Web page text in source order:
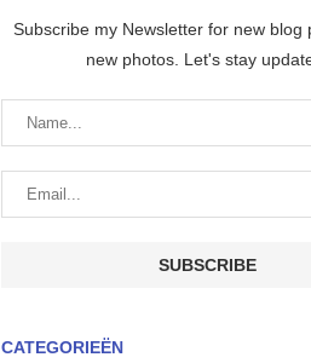
Subscribe my Newsletter for new blog
new photos. Let's stay
CATEGORIEËN